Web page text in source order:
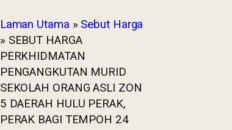
Laman Utama » Sebut Harga
» SEBUT HARGA
PERKHIDMATAN
PENGANGKUTAN MURID
SEKOLAH ORANG ASLI ZON
5 DAERAH HULU PERAK,
PERAK BAGI TEMPOH 24